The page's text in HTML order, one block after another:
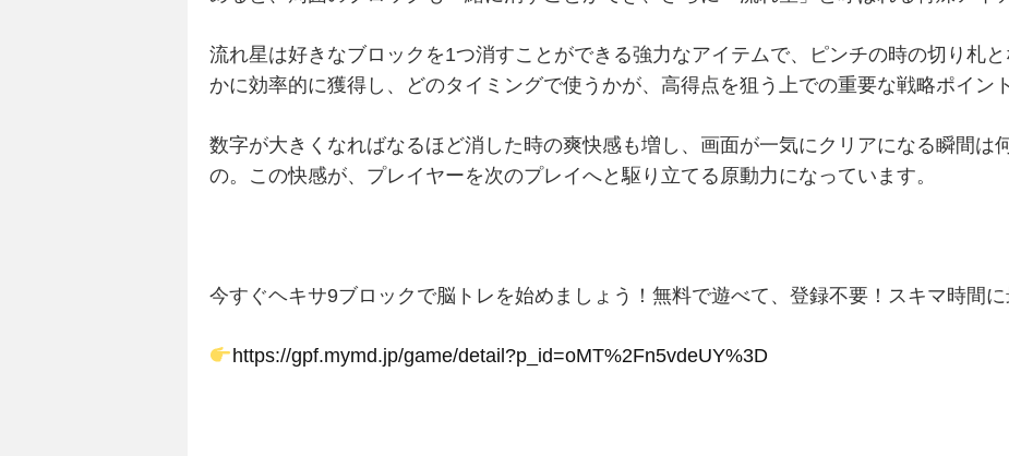
流れ星は好きなブロックを1つ消すことができる強力なアイテムで、ピンチの時の切り札
かに効率的に獲得し、どのタイミングで使うかが、高得点を狙う上での重要な戦略ポイン
数字が大きくなればなるほど消した時の爽快感も増し、画面が一気にクリアになる瞬間は
の。この快感が、プレイヤーを次のプレイへと駆り立てる原動力になっています。
今すぐヘキサ9ブロックで脳トレを始めましょう！ 無料で遊べて、登録不要！スキマ時間に
https://gpf.mymd.jp/game/detail?p_id=oMT%2Fn5vdeUY%3D